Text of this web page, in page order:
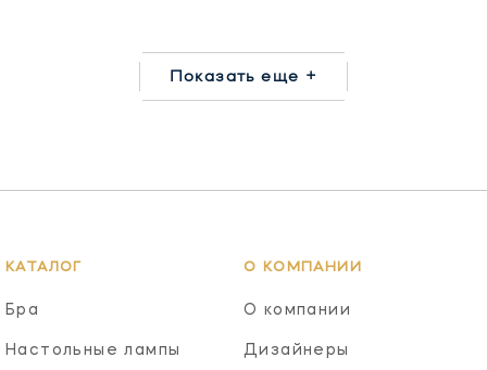
Показать еще +
КАТАЛОГ
Бра
Настольные лампы
О КОМПАНИИ
О компании
Дизайнеры